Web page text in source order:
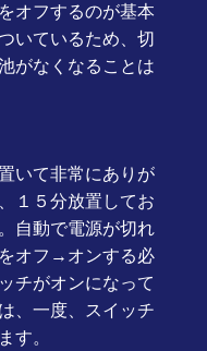
オフするのが基本
いているため、切
がなくなることは
いて非常にありが
１５分放置してお
自動で電源が切れ
オフ→オンする必
チがオンになって
、一度、スイッチ
す。